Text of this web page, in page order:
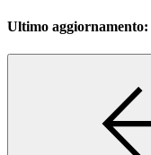
Ultimo aggiornamento: